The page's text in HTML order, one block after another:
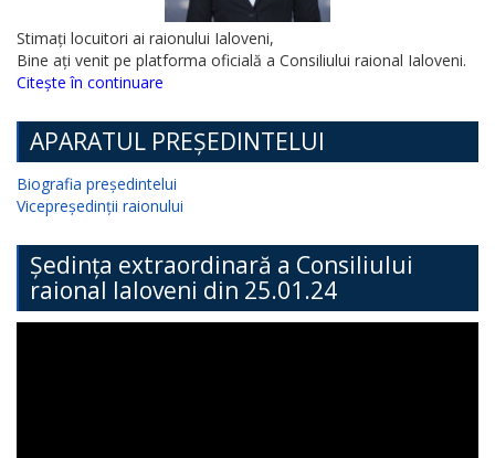
Stimați locuitori ai raionului Ialoveni,
Bine ați venit pe platforma oficială a Consiliului raional Ialoveni.
Citește în continuare
APARATUL PREȘEDINTELUI
Biografia președintelui
Vicepreședinții raionului
Ședința extraordinară a Consiliului
raional Ialoveni din 25.01.24